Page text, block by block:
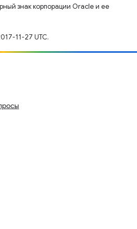
знак корпорации Oracle и ее
11-27 UTC.